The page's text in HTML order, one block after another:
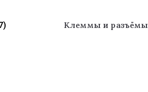
Клеммы и разъёмы